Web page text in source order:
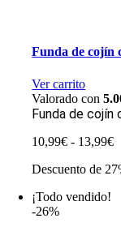
Funda de cojín
Ver carrito
Valorado con
Funda de cojín
10,99€ - 13,99€
Descuento de
¡Todo vendido!
-26%